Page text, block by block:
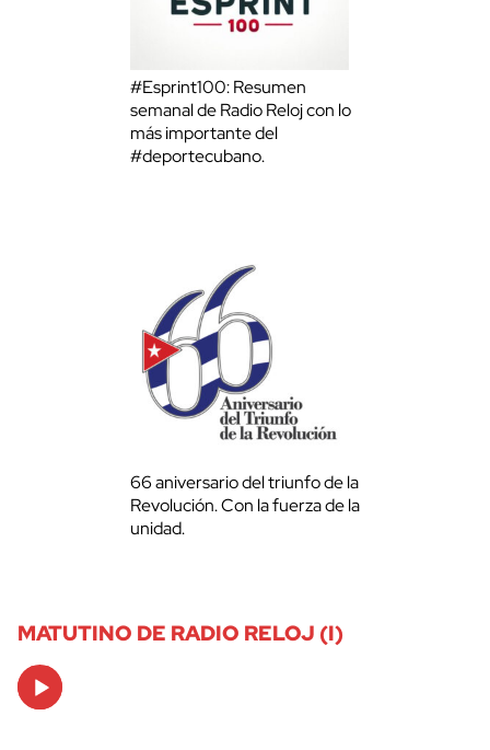
#Esprint100: Resumen
semanal de Radio Reloj con lo
más importante del
#deportecubano.
66 aniversario del triunfo de la
Revolución. Con la fuerza de la
unidad.
MATUTINO DE RADIO RELOJ (I)
Audio
Player